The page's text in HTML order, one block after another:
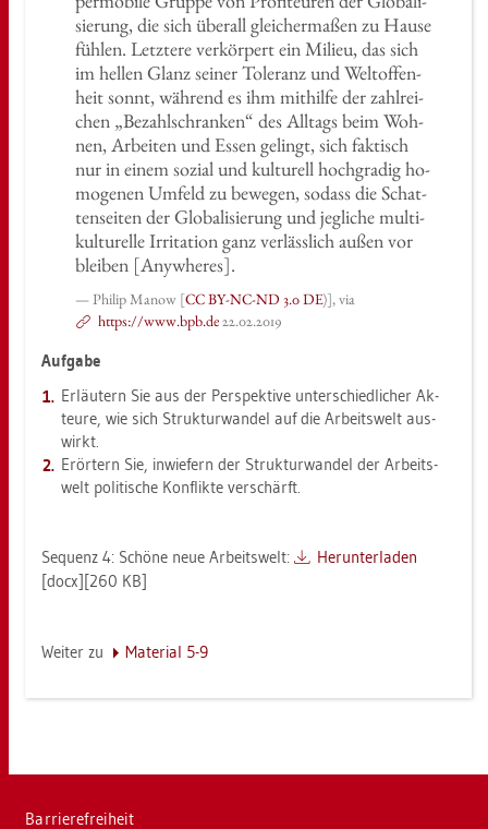
sie­rung, die sich über­all glei­cher­ma­ßen zu Hause
füh­len. Letz­te­re ver­kör­pert ein Mi­lieu, das sich
im hel­len Glanz sei­ner To­le­ranz und Welt­of­fen­
heit sonnt, wäh­rend es ihm mit­hil­fe der zahl­rei­
chen „Be­zahl­schran­ken“ des All­tags beim Woh­
nen, Ar­bei­ten und Essen ge­lingt, sich fak­tisch
nur in einem so­zi­al und kul­tu­rell hoch­gra­dig ho­
mo­ge­nen Um­feld zu be­we­gen, so­dass die Schat­
ten­sei­ten der Glo­ba­li­sie­rung und jeg­li­che mul­ti­
kul­tu­rel­le Ir­ri­ta­ti­on ganz ver­läss­lich außen vor
blei­ben [Anyw­he­res].
Phi­lip Manow [CC BY-NC-ND 3.0 DE)], via
https://​www.​bpb.​de22.02.2019
Auf­ga­be
Er­läu­tern Sie aus der Per­spek­ti­ve un­ter­schied­li­cher Ak­
teu­re, wie sich Struk­tur­wan­del auf die Ar­beits­welt aus­
wirkt.
Er­ör­tern Sie, in­wie­fern der Struk­tur­wan­del der Ar­beits­
welt po­li­ti­sche Kon­flik­te ver­schärft.
Se­quenz 4: Schö­ne neue Ar­beits­welt:
Her­un­ter­la­den
[docx][260 KB]
Wei­ter zu Ma­te­ri­al 5-9
Bar­rie­re­frei­heit